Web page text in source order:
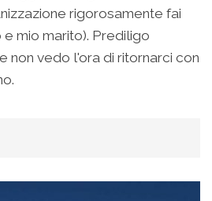
rigorosamente fai
e mio marito). Prediligo
non vedo l'ora di ritornarci con